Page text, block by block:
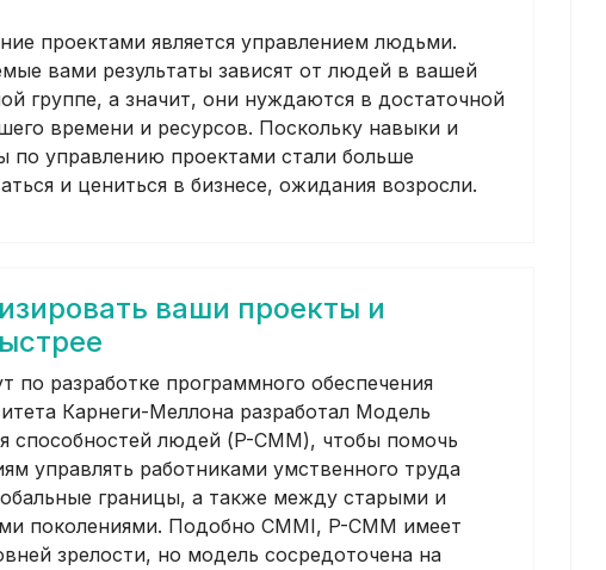
проектами является управлением людьми.
вами результаты зависят от людей в вашей
группе, а значит, они нуждаются в достаточной
времени и ресурсов. Поскольку навыки и
по управлению проектами стали больше
и цениться в бизнесе, ожидания возросли.
ваши проекты и
по разработке программного обеспечения
Карнеги-Меллона разработал Модель
способностей людей (P-CMM), чтобы помочь
управлять работниками умственного труда
границы, а также между старыми и
поколениями. Подобно CMMI, P-CMM имеет
зрелости, но модель сосредоточена на